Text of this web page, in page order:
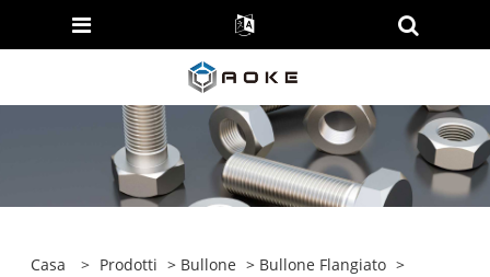
Casa > Prodotti > Bullone > Bullone Flangiato >